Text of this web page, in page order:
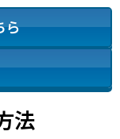
ら
法